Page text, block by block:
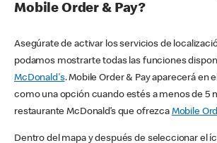
Mobile Order & Pay?
Asegúrate de activar los servicios de
podamos mostrarte todas las funciones
McDonald's. Mobile Order & Pay aparecerá en
como una opción cuando estés a menos de 5
restaurante McDonald’s que ofrezca Mobile
Dentro del mapa y después de seleccionar el